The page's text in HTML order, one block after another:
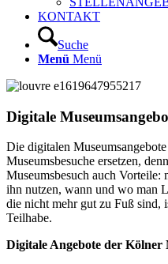
KONTAKT
Suche
Menü Menü
Digitale
Die digitalen
Museumsbesuche ersetzen,
Museumsbesuch auch
ihn nutzen, wann und wo man
die nicht mehr gut zu Fuß sind,
Teilhabe.
Digitale Angebote der Kölner